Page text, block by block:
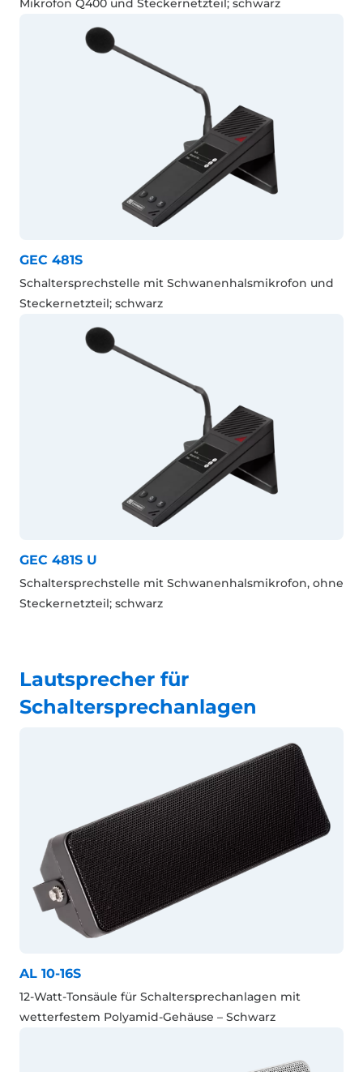
Mikrofon Q400 und Steckernetzteil; schwarz
GEC 481S
Schaltersprechstelle mit Schwanenhalsmikrofon und
Steckernetzteil; schwarz
GEC 481S U
Schaltersprechstelle mit Schwanenhalsmikrofon, ohne
Steckernetzteil; schwarz
Lautsprecher für
Schaltersprechanlagen
AL 10-16S
12-Watt-Tonsäule für Schaltersprechanlagen mit
wetterfestem Polyamid-Gehäuse – Schwarz